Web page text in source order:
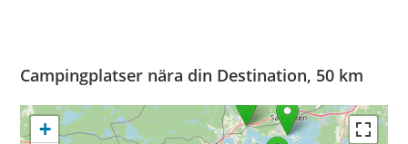
Campingplatser nära din Destination, 50 km
+